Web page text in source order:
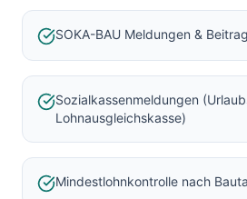
SOKA-BAU Meldungen &
Sozialkassenmeldungen
Lohnausgleichskasse)
Mindestlohnkontrolle nach